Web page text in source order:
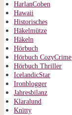
HarlanCoben
Hawaii
Historisches
Häkelmütze
Häkeln
Hörbuch
Hörbuch CozyCrime
Hörbuch Thriller
IcelandicStar
Ironblogger
Jahresbilanz
Klaralund
Knitty